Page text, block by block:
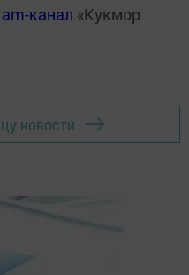
канал «Кукмор
новости